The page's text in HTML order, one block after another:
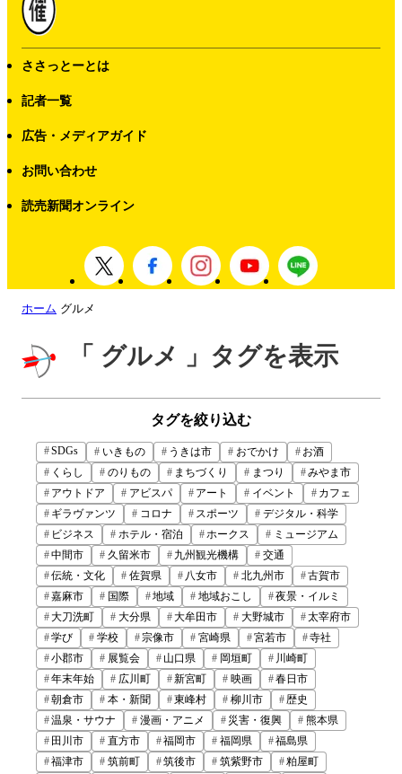
ささっとーとは
記者一覧
広告・メディアガイド
お問い合わせ
読売新聞オンライン
ホーム グルメ
「 グルメ 」タグを表示
タグを絞り込む
SDGs いきもの うきは市 おでかけ
お酒
くらし
のりもの まちづくり まつり
みやま市
アウトドア
アビスパ アート イベント
カフェ
ギラヴァンツ
コロナ スポーツ
デジタル・科学
ビジネス
ホテル・宿泊 ホークス
ミュージアム
中間市
久留米市 九州観光機構
交通
伝統・文化
佐賀県 八女市 北九州市
古賀市
嘉麻市
国際 地域 地域おこし
夜景・イルミ
大刀洗町
大分県 大牟田市 大野城市
太宰府市
学び
学校 宗像市 宮崎県 宮若市
寺社
小郡市
展覧会 山口県 岡垣町
川崎町
年末年始
広川町 新宮町 映画
春日市
朝倉市
本・新聞 東峰村 柳川市
歴史
温泉・サウナ
漫画・アニメ 災害・復興
熊本県
田川市
直方市 福岡市 福岡県
福島県
福津市
筑前町 筑後市 筑紫野市
粕屋町